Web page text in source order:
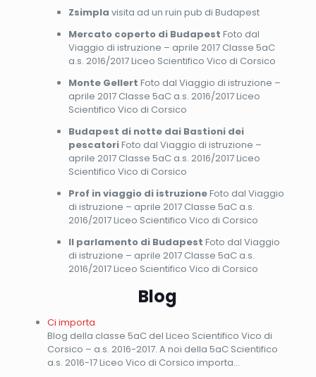
Zsimpla visita ad un ruin pub di Budapest
Mercato coperto di Budapest Foto dal
Viaggio di istruzione – aprile 2017 Classe 5aC
a.s. 2016/2017 Liceo Scientifico Vico di Corsico
Monte Gellert Foto dal Viaggio di istruzione –
aprile 2017 Classe 5aC a.s. 2016/2017 Liceo
Scientifico Vico di Corsico
Budapest di notte dai Bastioni dei
pescatoriFoto dal Viaggio di istruzione –
aprile 2017 Classe 5aC a.s. 2016/2017 Liceo
Scientifico Vico di Corsico
Prof in viaggio di istruzioneFoto dal Viaggio
di istruzione – aprile 2017 Classe 5aC a.s.
2016/2017 Liceo Scientifico Vico di Corsico
Il parlamento di Budapest Foto dal Viaggio
di istruzione – aprile 2017 Classe 5aC a.s.
2016/2017 Liceo Scientifico Vico di Corsico
Blog
Ci importa
Blog della classe 5aC del Liceo Scientifico Vico di
Corsico – a.s. 2016-2017. A noi della 5aC Scientifico
a.s. 2016-17 Liceo Vico di Corsico importa…